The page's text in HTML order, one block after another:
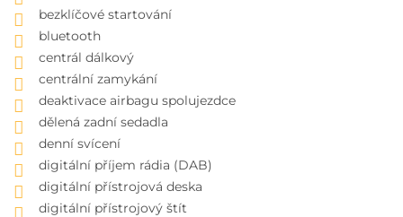
bezklíčové startování
bluetooth
centrál dálkový
centrální zamykání
deaktivace airbagu spolujezdce
dělená zadní sedadla
denní svícení
digitální příjem rádia (DAB)
digitální přístrojová deska
digitální přístrojový štít